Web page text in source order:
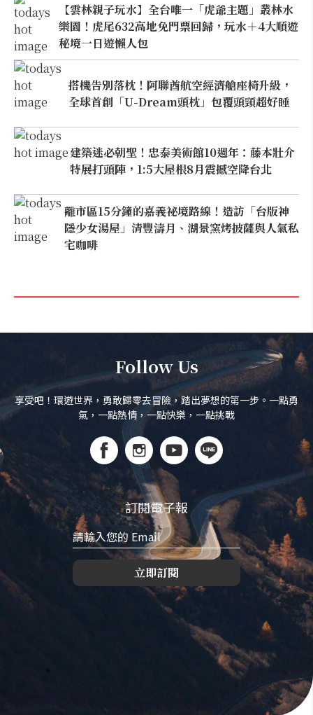
【雲林親子玩水】全台唯一「虎爺主題」叢林水
樂園！虎尾632高地免門票回歸，玩水＋4大順遊
秘境一日遊懶人包
搭機告別落枕！阿聯酋航空經濟艙座椅升級，
全球首創「U-Dream頭枕」包覆頭頸超好睡
建築迷必朝聖！忠泰美術館10週年：藤本壯介
特展打頭陣，1:5大屋根8月震撼空降台北
離市區15分鐘的嘉義祕境路線！造訪「台版神
隱少女湯屋」清豐濤月、湖景窯烤披薩與人氣私
宅咖啡
Follow Us
享受吧！環遊世界，勇敢歸零去冒險，踏出夢想的第一步。一點勇
氣，一點熱情，一點快樂，一點挑戰
訂閱電子報
立即訂閱